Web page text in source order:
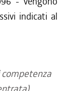
indicati al